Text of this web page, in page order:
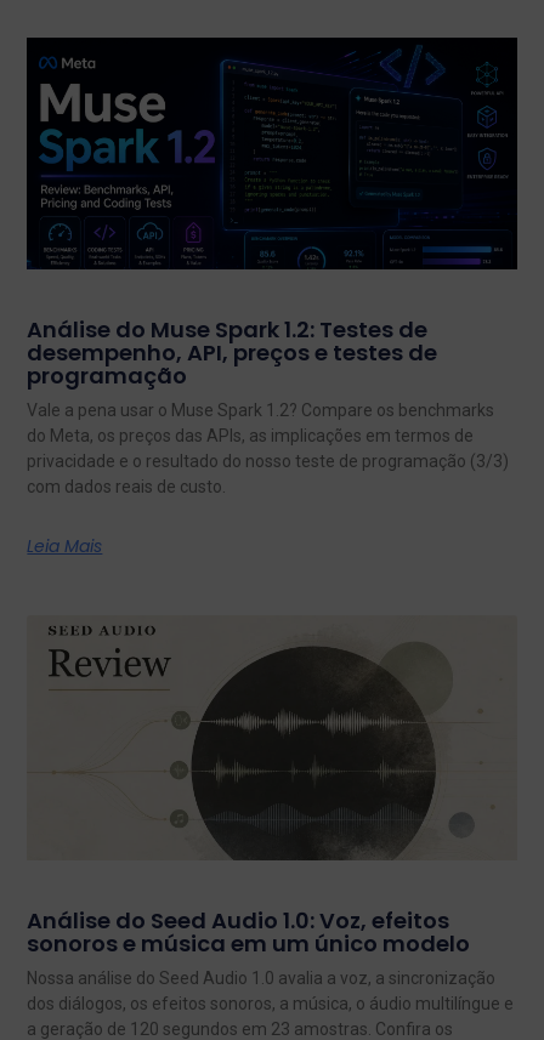
Análise do Muse Spark 1.2: Testes de
desempenho, API, preços e testes de
programação
Vale a pena usar o Muse Spark 1.2? Compare os benchmarks
do Meta, os preços das APIs, as implicações em termos de
privacidade e o resultado do nosso teste de programação (3/3)
com dados reais de custo.
Leia Mais
Análise do Seed Audio 1.0: Voz, efeitos
sonoros e música em um único modelo
Nossa análise do Seed Audio 1.0 avalia a voz, a sincronização
dos diálogos, os efeitos sonoros, a música, o áudio multilíngue e
a geração de 120 segundos em 23 amostras. Confira os